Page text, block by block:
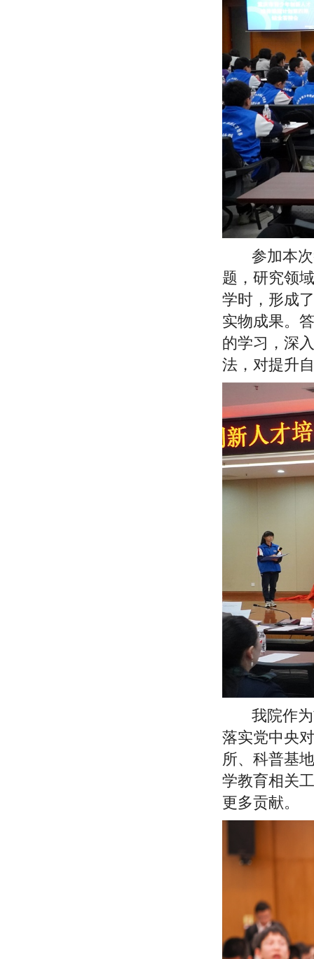
参加本
题，研究领
学时，形成
实物成果。
的学习，深
法，对提升
我院作
落实党中央
所、科普基
学教育相关
更多贡献。